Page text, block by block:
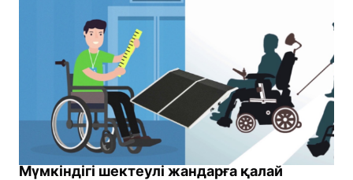
Мүмкіндігі шектеулі жандарға қалай